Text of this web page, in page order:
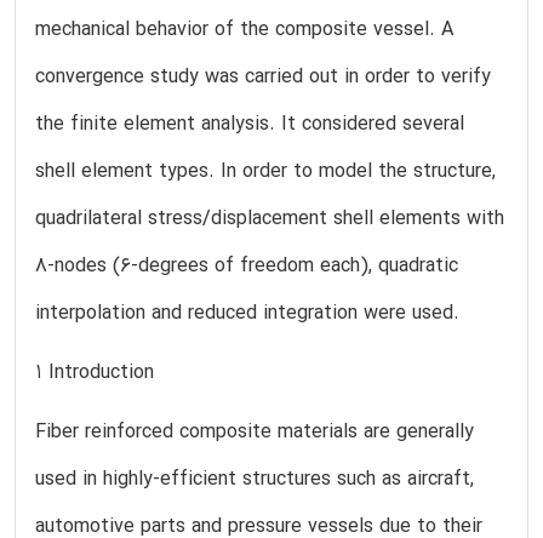
mechanical behavior of the composite vessel. A
convergence study was carried out in order to verify
the finite element analysis. It considered several
shell element types. In order to model the structure,
quadrilateral stress/displacement shell elements with
8-nodes (6-degrees of freedom each), quadratic
interpolation and reduced integration were used.
1 Introduction
Fiber reinforced composite materials are generally
used in highly-efficient structures such as aircraft,
automotive parts and pressure vessels due to their